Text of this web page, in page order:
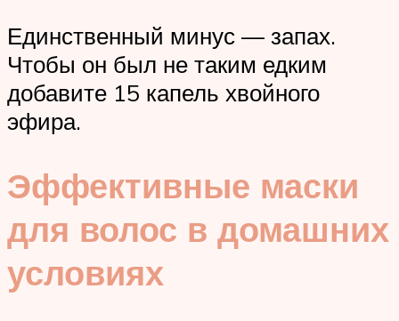
Единственный минус — запах.
Чтобы он был не таким едким
добавите 15 капель хвойного
эфира.
Эффективные маски
для волос в домашних
условиях